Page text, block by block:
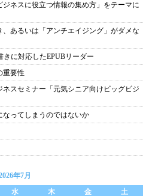
ジネスに役立つ情報の集め方」をテーマに
あるいは「アンチエイジング」がダメな
きに対応したEPUBリーダー
重要性
ネスセミナー「元気シニア向けビッグビジ
なってしまうのではないか
年7月
水 木 金
土